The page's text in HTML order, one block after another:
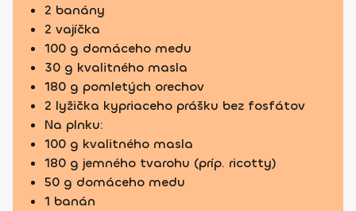
2 banány
2 vajíčka
100 g domáceho medu
30 g kvalitného masla
180 g pomletých orechov
2 lyžička kypriaceho prášku bez fosfátov
Na plnku:
100 g kvalitného masla
180 g jemného tvarohu (príp. ricotty)
50 g domáceho medu
1 banán